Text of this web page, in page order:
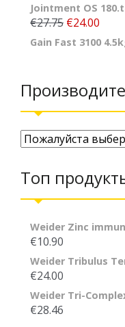
Jointment OS
€27.75 €24.00
Gain Fast 3100
Топ
Weider Zinc
€10.90
Weider Tribulus
€24.00
Weider Tri-
€28.46